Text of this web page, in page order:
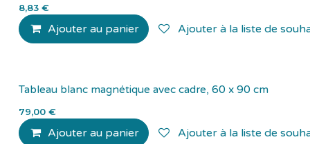
8,83 €
Ajouter au panier Ajouter à la liste de
Tableau blanc magnétique avec cadre, 60 x 90 cm
79,00 €
Ajouter au panier Ajouter à la liste de